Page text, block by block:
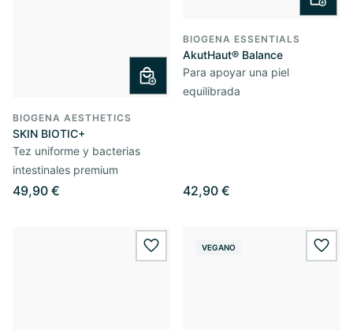
BIOGENA AESTHETICS
SKIN BIOTIC+
Tez uniforme y bacterias
intestinales premium
49,90 €
BIOGENA ESSENTIALS
AkutHaut® Balance
Para apoyar una piel
equilibrada
42,90 €
wishlist.add
VEGANO